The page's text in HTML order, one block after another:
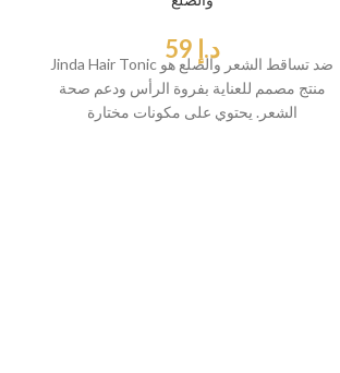
د.إ
Jinda Hair Tonic ضد تساقط الشعر والصلع هو
منتج مصمم للعناية بفروة الرأس ودعم صحة
الشعر. يحتوي على مكونات مختارة